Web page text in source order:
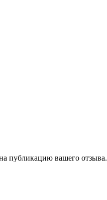
публикацию вашего отзыва.